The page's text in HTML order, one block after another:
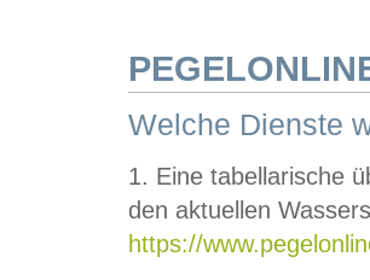
Welche Dienste
1. Eine tabellarische
den aktuellen
https://